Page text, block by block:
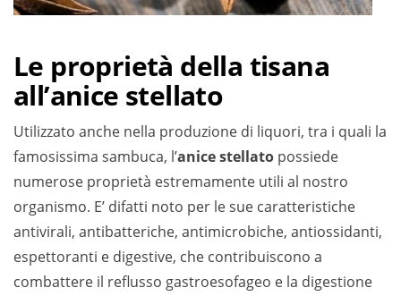
Le proprietà della tisana
all’anice stellato
Utilizzato anche nella produzione di liquori, tra i quali la
famosissima sambuca, l’anice stellato possiede
numerose proprietà estremamente utili al nostro
organismo. E’ difatti noto per le sue caratteristiche
antivirali, antibatteriche, antimicrobiche, antiossidanti,
espettoranti e digestive, che contribuiscono a
combattere il reflusso gastroesofageo e la digestione